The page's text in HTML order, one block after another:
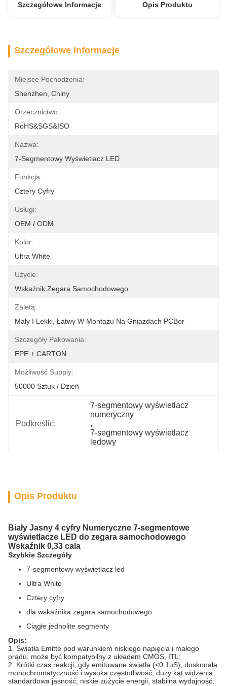
Szczegółowe Informacje Opis Produktu
Szczegółowe Informacje
Miejsce Pochodzenia:
Shenzhen, Chiny
Orzecznictwo:
RoHS&SGS&ISO
Nazwa:
7-Segmentowy Wyświetlacz LED
Funkcja:
Cztery Cyfry
Usługi:
OEM / ODM
Kolor:
Ultra White
Użycie:
Wskaźnik Zegara Samochodowego
Zaletą:
Mały I Lekki, Łatwy W Montażu Na Gniazdach PCBor
Szczegóły Pakowania:
EPE + CARTON
Możliwość Supply:
50000 Sztuk / Dzień
Podkreślić:
7-segmentowy wyświetlacz
numeryczny
,
7-segmentowy wyświetlacz
ledowy
Opis Produktu
Biały Jasny 4 cyfry Numeryczne 7-segmentowe
wyświetlacze LED do zegara samochodowego
Wskaźnik 0,33 cala
Szybkie Szczegóły
7-segmentowy wyświetlacz led
Ultra White
Cztery cyfry
dla wskaźnika zegara samochodowego
Ciągłe jednolite segmenty
Opis:
1. Światła Emitte pod warunkiem niskiego napięcia i małego
prądu; może być kompatybilny z układem CMOS, ITL;
2. Krótki czas reakcji, gdy emitowane światła (<0.1uS), doskonała
monochromatyczność i wysoka częstotliwość, duży kąt widzenia,
standardowa jasność, niskie zużycie energii, stabilna wydajność;